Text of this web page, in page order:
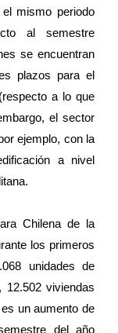
mismo periodo
al semestre
se encuentran
plazos para el
a lo que
el sector
ejemplo, con la
a nivel
Chilena de la
los primeros
unidades de
viviendas
un aumento de
del año